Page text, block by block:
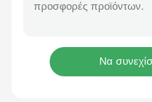
Εργαστήριο Μεταλλικών
Επαναχρησιμοποιήσιμη